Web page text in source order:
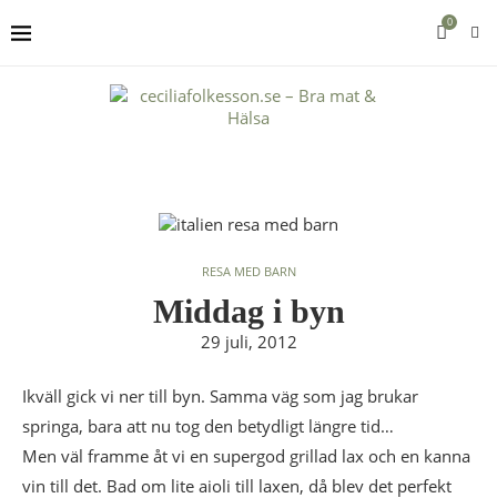
0
RESA MED BARN
Middag i byn
29 juli, 2012
Ikväll gick vi ner till byn. Samma väg som jag brukar
springa, bara att nu tog den betydligt längre tid…
Men väl framme åt vi en supergod grillad lax och en kanna
vin till det. Bad om lite aioli till laxen, då blev det perfekt